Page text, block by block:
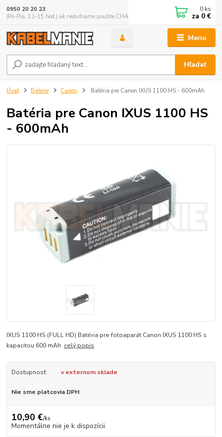
Menu
Hľadať
0950 20 20 23
(Po-Pia, 13-15 hod.) ak nedvíhame použite CHATBOX
0 ks
za 0 €
Úvod Batérie Canon Batéria pre Canon IXUS 1100 HS - 600mAh
Batéria pre Canon IXUS 1100 HS
- 600mAh
IXUS 1100 HS (FULL HD) Batéria pre fotoaparát Canon IXUS 1100 HS s
kapacitou 600 mAh. celý popis
Dostupnosť: v externom sklade
Nie sme platcovia DPH
10,90 €/ks
Momentálne nie je k dispozícii